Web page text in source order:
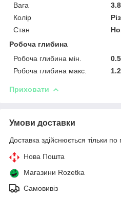
Вага
Колір
Стан
Робоча глибина
Робоча глибина мін.
Робоча глибина макс.
Приховати
Умови доставки
Доставка здійснюється тільки по
Нова Пошта
Магазини Rozetka
Самовивіз